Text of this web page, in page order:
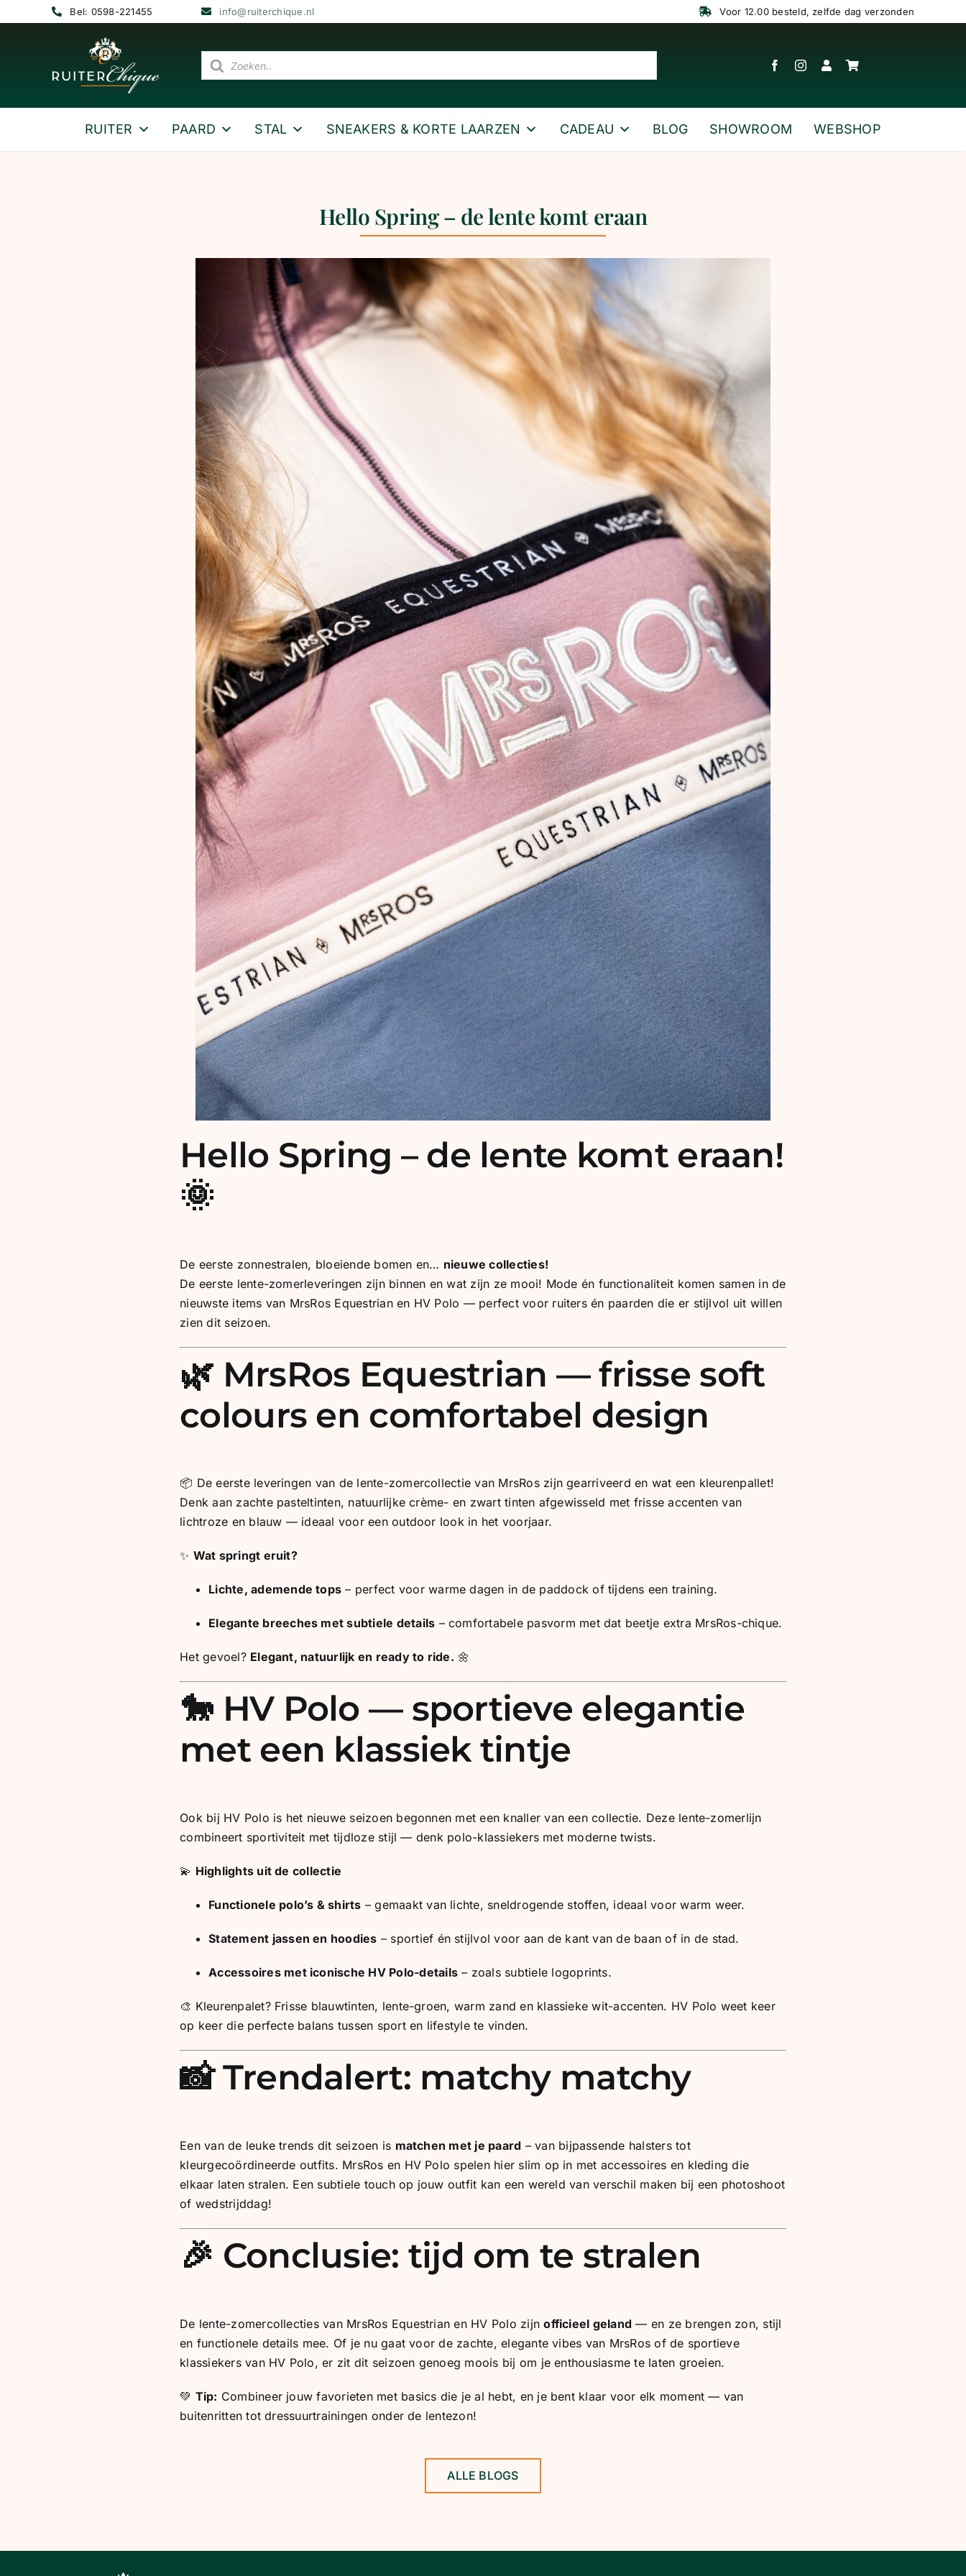
Bel: 0598-221455 info@ruiterchique.nl Voor 12.00 besteld, zelfde dag verzonden
Producten
zoeken
RUITER PAARD STAL SNEAKERS & KORTE LAARZEN CADEAU BLOG SHOWROOM WEBSHOP
Hello Spring – de lente komt eraan
Hello Spring – de lente komt eraan
Hello Spring – de lente komt eraan!
🌞
De eerste zonnestralen, bloeiende bomen en… nieuwe collecties!
De eerste lente-zomerleveringen zijn binnen en wat zijn ze mooi! Mode én functionaliteit komen samen in de
nieuwste items van MrsRos Equestrian en HV Polo — perfect voor ruiters én paarden die er stijlvol uit willen
zien dit seizoen.
🌿 MrsRos Equestrian — frisse soft
colours en comfortabel design
📦 De eerste leveringen van de lente-zomercollectie van MrsRos zijn gearriveerd en wat een kleurenpallet!
Denk aan zachte pasteltinten, natuurlijke crème- en zwart tinten afgewisseld met frisse accenten van
lichtroze en blauw — ideaal voor een outdoor look in het voorjaar.
✨ Wat springt eruit?
Lichte, ademende tops – perfect voor warme dagen in de paddock of tijdens een training.
Elegante breeches met subtiele details – comfortabele pasvorm met dat beetje extra MrsRos-chique.
Het gevoel? Elegant, natuurlijk en ready to ride. 🌼
🐎 HV Polo — sportieve elegantie
met een klassiek tintje
Ook bij HV Polo is het nieuwe seizoen begonnen met een knaller van een collectie. Deze lente-zomerlijn
combineert sportiviteit met tijdloze stijl — denk polo-klassiekers met moderne twists.
💫 Highlights uit de collectie
Functionele polo’s & shirts – gemaakt van lichte, sneldrogende stoffen, ideaal voor warm weer.
Statement jassen en hoodies – sportief én stijlvol voor aan de kant van de baan of in de stad.
Accessoires met iconische HV Polo-details – zoals subtiele logoprints.
🎨 Kleurenpalet? Frisse blauwtinten, lente-groen, warm zand en klassieke wit-accenten. HV Polo weet keer
op keer die perfecte balans tussen sport en lifestyle te vinden.
📸 Trendalert: matchy matchy
Een van de leuke trends dit seizoen is matchen met je paard – van bijpassende halsters tot
kleurgecoördineerde outfits. MrsRos en HV Polo spelen hier slim op in met accessoires en kleding die
elkaar laten stralen. Een subtiele touch op jouw outfit kan een wereld van verschil maken bij een photoshoot
of wedstrijddag!
🎉 Conclusie: tijd om te stralen
De lente-zomercollecties van MrsRos Equestrian en HV Polo zijnofficieel geland — en ze brengen zon, stijl
en functionele details mee. Of je nu gaat voor de zachte, elegante vibes van MrsRos of de sportieve
klassiekers van HV Polo, er zit dit seizoen genoeg moois bij om je enthousiasme te laten groeien.
💚 Tip: Combineer jouw favorieten met basics die je al hebt, en je bent klaar voor elk moment — van
buitenritten tot dressuurtrainingen onder de lentezon!
ALLE BLOGS